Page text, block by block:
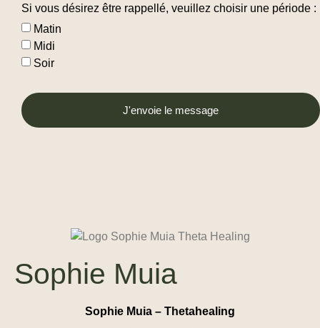
Si vous désirez être rappellé, veuillez choisir une période :
Matin
Midi
Soir
J'envoie le message
Sophie Muia
Sophie Muia – Thetahealing